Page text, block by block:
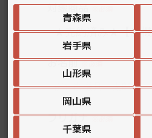
対象商品
お名前※必須
フリガナ※必須
青森県
岩手県
山形県
岡山県
千葉県